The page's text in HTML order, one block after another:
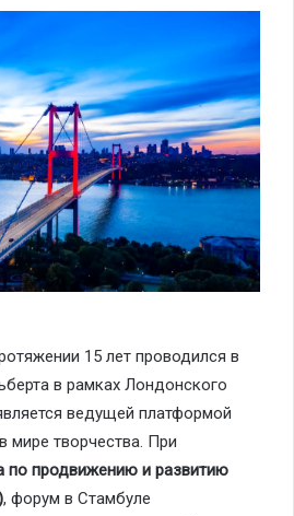
15 лет проводился в
в рамках Лондонского
ведущей платформой
мире творчества. При
по продвижению и развитию
, форум в Стамбуле